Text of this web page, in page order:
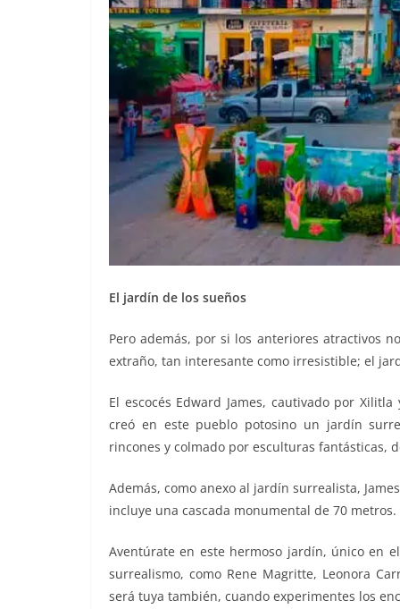
El jardín de los sueños
Pero además, por si los anteriores atractivos
extraño, tan interesante como irresistible; el
El escocés Edward James, cautivado por
creó en este pueblo potosino un jardín
rincones y colmado por esculturas fantásticas,
Además, como anexo al jardín surrealista,
incluye una cascada monumental de 70 metros.
Aventúrate en este hermoso jardín, único en
surrealismo, como Rene Magritte, Leonora
será tuya también, cuando experimentes los